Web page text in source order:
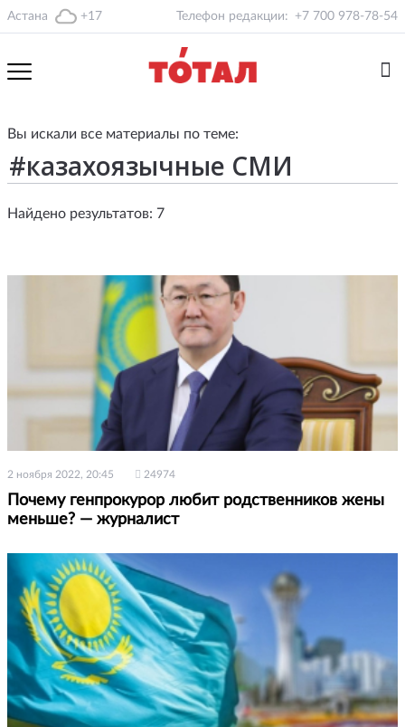
Астана +17 Телефон редакции: +7 700 978-78-54
Вы искали все материалы по теме:
Найдено результатов: 7
2 ноября 2022, 20:45 24974
Почему генпрокурор любит родственников жены
меньше? — журналист